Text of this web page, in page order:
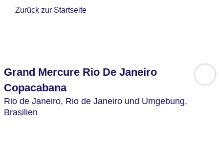
Zurück zur Startseite
Grand Mercure Rio De Janeiro
Copacabana
Rio de Janeiro, Rio de Janeiro und Umgebung,
Brasilien